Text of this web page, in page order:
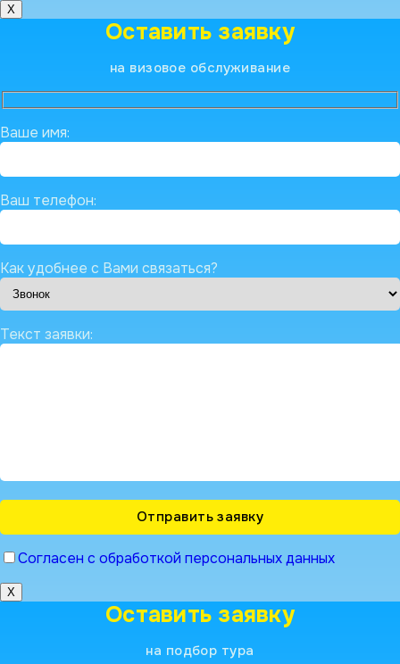
X
Оставить заявку
на визовое обслуживание
Ваше имя:
Ваш телефон:
Как удобнее с Вами связаться?
Текст заявки:
Согласен с обработкой персональных данных
X
Оставить заявку
на подбор тура